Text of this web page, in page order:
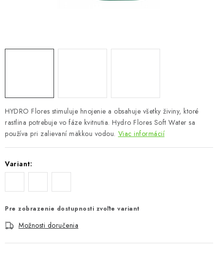
HYDRO Flores stimuluje hnojenie a obsahuje všetky živiny, ktoré
rastlina potrebuje vo fáze kvitnutia. Hydro Flores Soft Water sa
používa pri zalievaní mäkkou vodou. Viac informácií
Variant:
Pre zobrazenie dostupnosti zvoľte variant
Možnosti doručenia